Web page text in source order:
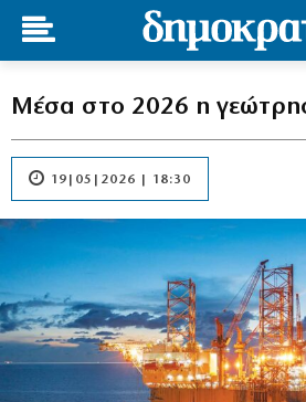
Μέσα στο 2026 η
19|05|2026 | 18:30